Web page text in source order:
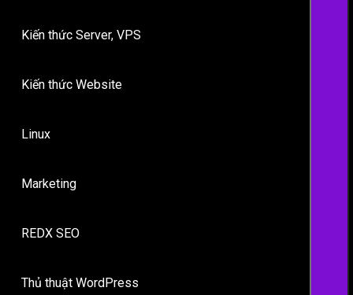
Kiến thức Server, VPS
Kiến thức Website
Linux
Marketing
REDX SEO
Thủ thuật WordPress